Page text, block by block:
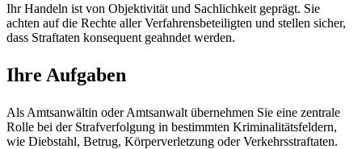
Ihr Handeln ist von Objektivität und Sachlichkeit geprägt. Sie
achten auf die Rechte aller Verfahrensbeteiligten und stellen sicher,
dass Straftaten konsequent geahndet werden.
Ihre Aufgaben
Als Amtsanwältin oder Amtsanwalt übernehmen Sie eine zentrale
Rolle bei der Strafverfolgung in bestimmten Kriminalitätsfeldern,
wie Diebstahl, Betrug, Körperverletzung oder Verkehrsstraftaten.